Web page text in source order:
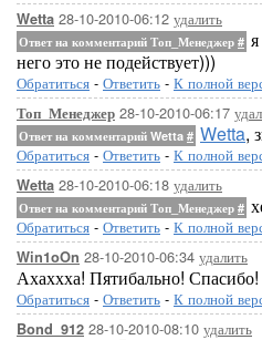
Wetta 28-10-2010-06:12 удалить
Ответ на комментарий Топ_Менеджер #
него это не подействует)))
Обратиться - Ответить - К полной
Топ_Менеджер 28-10-2010-06:17
Ответ на комментарий Wetta # Wetta,
Обратиться - Ответить - К полной
Wetta 28-10-2010-06:18 удалить
Ответ на комментарий Топ_Менеджер #
Обратиться - Ответить - К полной
Win1oOn 28-10-2010-06:34 удалить
Ахаххха! Пятибально! Спасибо!
Обратиться - Ответить - К полной
Bond_912 28-10-2010-08:10 удалить